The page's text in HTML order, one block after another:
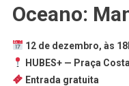
Oceano:
12 de dezembro, às
HUBES+ — Praça
Entrada gratuita